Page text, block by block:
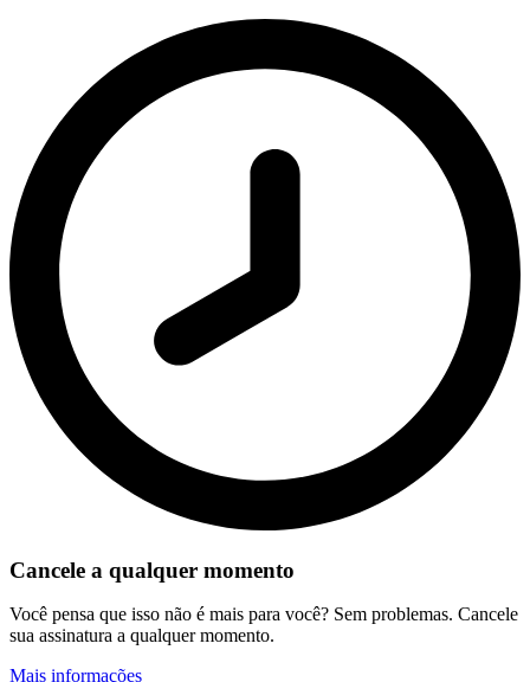
Cancele a qualquer momento
Você pensa que isso não é mais para você? Sem problemas. Cancele
sua assinatura a qualquer momento.
Mais informações